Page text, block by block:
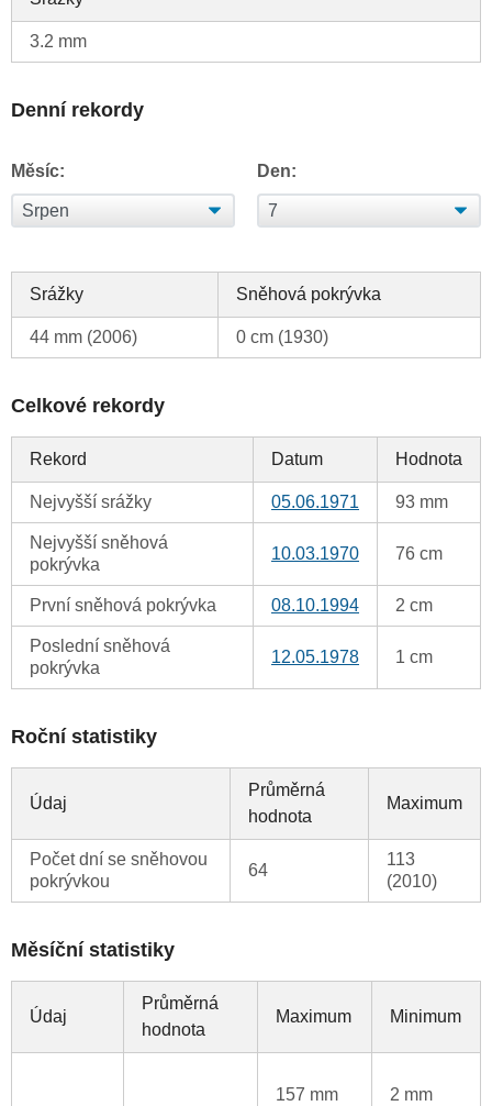
3.2 mm
Denní rekordy
Měsíc: Den:
Srážky Sněhová pokrývka
44 mm (2006) 0 cm (1930)
Celkové rekordy
Rekord Datum Hodnota
Nejvyšší srážky 05.06.1971 93 mm
Nejvyšší sněhová
pokrývka
10.03.1970 76 cm
První sněhová pokrývka 08.10.1994 2 cm
Poslední sněhová
pokrývka
12.05.1978 1 cm
Roční statistiky
Údaj
Průměrná
hodnota
Maximum
Počet dní se sněhovou
pokrývkou
64
113
(2010)
Měsíční statistiky
Údaj
Průměrná
hodnota
Maximum Minimum
157 mm
2 mm